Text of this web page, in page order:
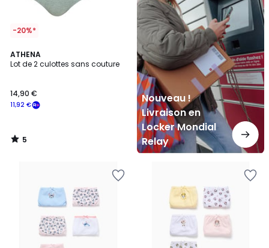
-20%*
ATHENA
Lot de 2 culottes sans couture
11,92 €
14,90 €
5
/
5
/
Nouveau !
Livraison en
Locker Mondial
Relay